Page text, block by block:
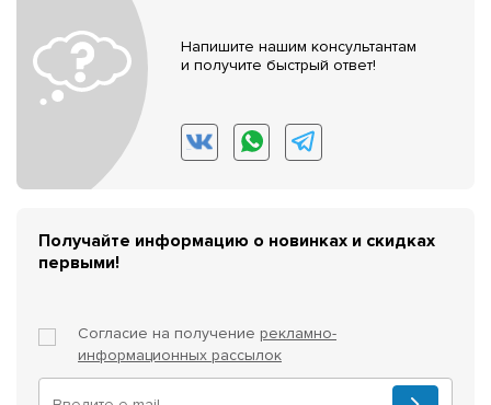
Напишите нашим консультантам
и получите быстрый ответ!
Получайте информацию о новинках и скидках
первыми!
Согласие на получение рекламно-
информационных рассылок